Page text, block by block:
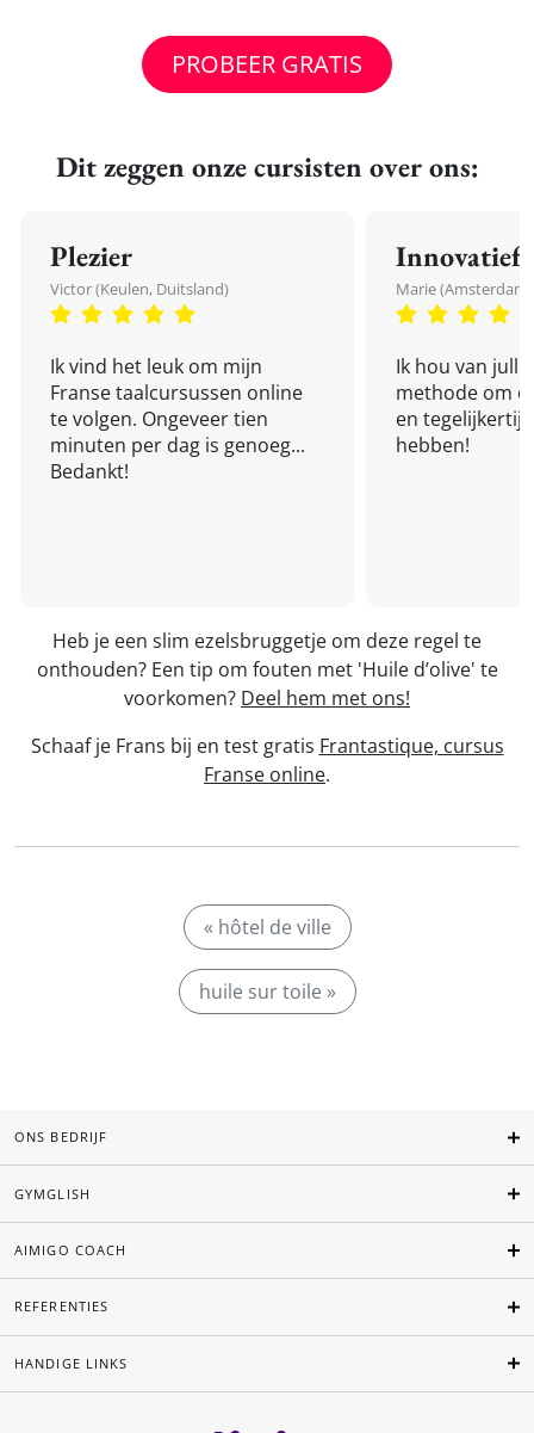
PROBEER GRATIS
Dit zeggen onze cursisten over ons:
Plezier
Victor (Keulen, Duitsland)
Ik vind het leuk om mijn
Franse taalcursussen online
te volgen. Ongeveer tien
minuten per dag is genoeg...
Bedankt!
Innovatief
Marie
Ik hou van
methode om
en
hebben!
Heb je een slim ezelsbruggetje om deze regel te
onthouden? Een tip om fouten met 'Huile d’olive' te
voorkomen? Deel hem met ons!
Schaaf je Frans bij en test gratis Frantastique, cursus
Franse online.
« hôtel de ville
huile sur toile »
ONS BEDRIJF
GYMGLISH
AIMIGO COACH
REFERENTIES
HANDIGE LINKS